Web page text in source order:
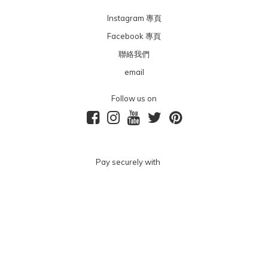
Instagram 專頁
Facebook 專頁
聯絡我們
email
Follow us on
Pay securely with